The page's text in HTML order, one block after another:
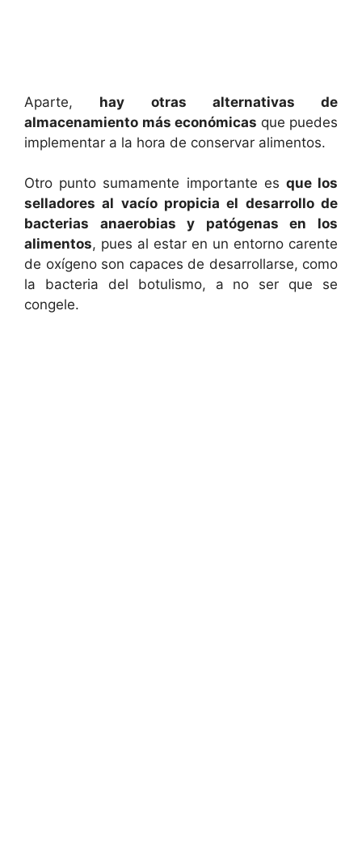
Aparte, hay otras alternativas de
almacenamiento más económicas que puedes
implementar a la hora de conservar alimentos.
Otro punto sumamente importante es que los
selladores al vacío propicia el desarrollo de
bacterias anaerobias y patógenas en los
alimentos, pues al estar en un entorno carente
de oxígeno son capaces de desarrollarse, como
la bacteria del botulismo, a no ser que se
congele.